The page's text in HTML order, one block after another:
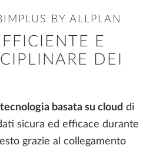
BY ALLPLAN
E
DEI
tecnologia basata su cloud di
sicura ed efficace durante
grazie al collegamento